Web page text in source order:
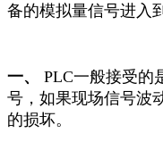
备的模拟量信号进入
一、 PLC一般接受的
号，如果现场信号波
的损坏。